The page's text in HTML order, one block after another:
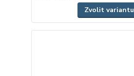
Zvolit variantu